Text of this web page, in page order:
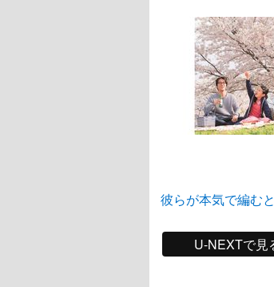
彼らが本気で編むと
U-NEXTで見